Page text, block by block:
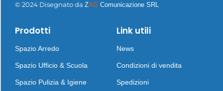
© 2024 Disegnato da ZAG Comunicazione SRL
Prodotti
Spazio Arredo
Spazio Ufficio & Scuola
Spazio Pulizia & Igiene
Link utili
News
Condizioni di vendita
Spedizioni